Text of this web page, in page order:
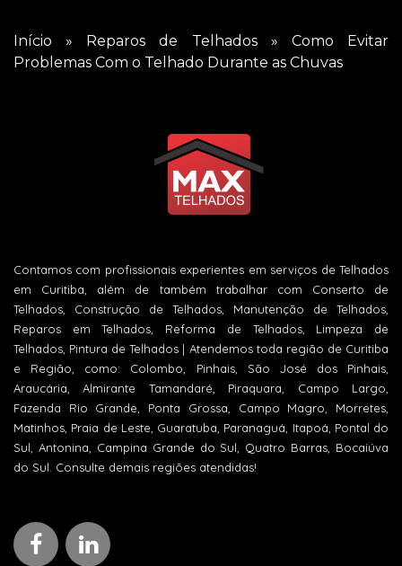
Início » Reparos de Telhados» Como Evitar
Problemas Com o Telhado Durante as Chuvas
Contamos com profissionais experientes em serviços de Telhados
em Curitiba, além de também trabalhar com Conserto de
Telhados, Construção de Telhados, Manutenção de Telhados,
Reparos em Telhados, Reforma de Telhados, Limpeza de
Telhados, Pintura de Telhados | Atendemos toda região de Curitiba
e Região, como: Colombo, Pinhais, São José dos Pinhais,
Araucária, Almirante Tamandaré, Piraquara, Campo Largo,
Fazenda Rio Grande, Ponta Grossa, Campo Magro, Morretes,
Matinhos, Praia de Leste, Guaratuba, Paranaguá, Itapoá, Pontal do
Sul, Antonina, Campina Grande do Sul, Quatro Barras, Bocaiúva
do Sul. Consulte demais regiões atendidas!